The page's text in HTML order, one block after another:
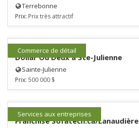
Terrebonne
Prix: Prix très attractif
Commerce de détail
Dollar Ou Deux à Ste-Julienne
Sainte-Julienne
Prix: 500 000 $
Services aux entreprises
Franchise Sofatech.ca/Lanaudière